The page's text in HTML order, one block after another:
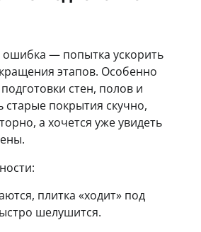
ошибка — попытка ускорить
этапов. Особенно
стен, полов и
покрытия скучно,
а хочется уже увидеть
плитка «ходит» под
шелушится.